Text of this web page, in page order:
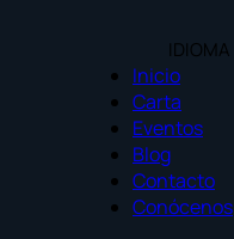
IDIOMA
Inicio
Carta
Eventos
Blog
Contacto
Conócenos